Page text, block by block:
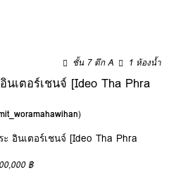
ชั้น 7 ตึก A 1 ห้องน้ำ
เตอร์เชนจ์ [Ideo Tha Phra
)
อินเตอร์เชนจ์ [Ideo Tha Phra
฿